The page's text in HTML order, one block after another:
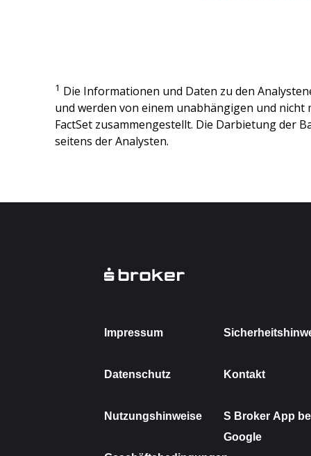
1 Die Informationen und Daten zu den
und werden von einem unabhängigen und nicht
FactSet zusammengestellt. Die Darbietung der
seitens der Analysten.